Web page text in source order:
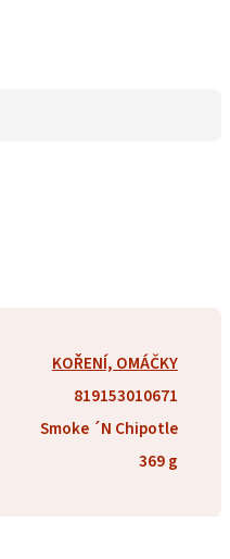
KOŘENÍ, OMÁČKY
819153010671
Smoke ´N Chipotle
369 g